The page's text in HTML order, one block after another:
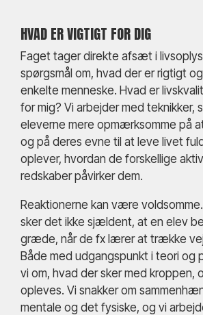
HVAD ER VIGTIGT FOR DIG
Faget tager direkte afsæt i
spørgsmål om, hvad der er rigtigt
enkelte menneske. Hvad er
for mig? Vi arbejder med teknikker,
eleverne mere opmærksomme på
og på deres evne til at leve livet
oplever, hvordan de forskellige
redskaber påvirker dem.
Reaktionerne kan være
sker det ikke sjældent, at en elev
græde, når de fx lærer at trække
Både med udgangspunkt i teori og
vi om, hvad der sker med kroppen,
opleves. Vi snakker om
mentale og det fysiske, og vi